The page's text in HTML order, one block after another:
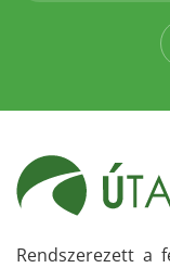
Rendszerezett a